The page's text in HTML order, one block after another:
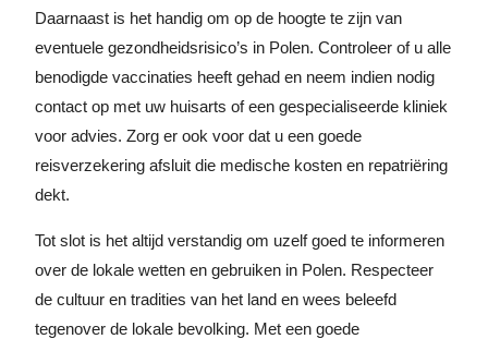
Daarnaast is het handig om op de hoogte te zijn van
eventuele gezondheidsrisico’s in Polen. Controleer of u alle
benodigde vaccinaties heeft gehad en neem indien nodig
contact op met uw huisarts of een gespecialiseerde kliniek
voor advies. Zorg er ook voor dat u een goede
reisverzekering afsluit die medische kosten en repatriëring
dekt.
Tot slot is het altijd verstandig om uzelf goed te informeren
over de lokale wetten en gebruiken in Polen. Respecteer
de cultuur en tradities van het land en wees beleefd
tegenover de lokale bevolking. Met een goede